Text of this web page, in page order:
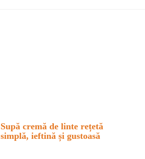
Supă cremă de linte rețetă
simplă, ieftină și gustoasă